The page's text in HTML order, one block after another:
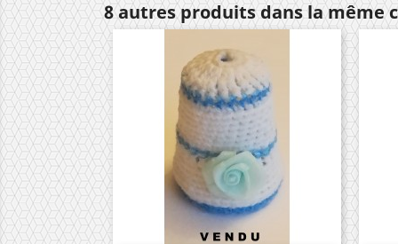
8 autres produits dans la même